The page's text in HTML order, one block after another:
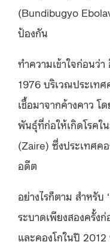
(Bundibugyo
ป้องกัน
ทำความเข้าใจก่อนว่
1976 บริเวณประเท
เชื้อมาจากค้างคาว โ
พันธุ์ที่ก่อให้เกิดโรคใ
(Zaire) ซึ่งประเทศค
อดีต
อย่างไรก็ตาม สำหรับ
ระบาดเพียงสองครั้ง
และคองโกในปี